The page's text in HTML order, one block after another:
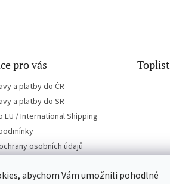
abychom Vám umožnili pohodlné
pro vás
a platby do ČR
a platby do SR
EU / International Shipping
osobních údajů
Toplist